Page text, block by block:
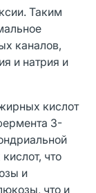
Таким
каналов,
и натрия и
кислот
3-
что
и
что и